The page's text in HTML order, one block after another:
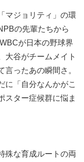
マジョリティ」の環
の先輩たちから
が日本の野球界
大谷がチームメイト
言ったあの瞬間さ。
に「自分なんかがこ
スター症候群に悩ま
殊な育成ルートの両